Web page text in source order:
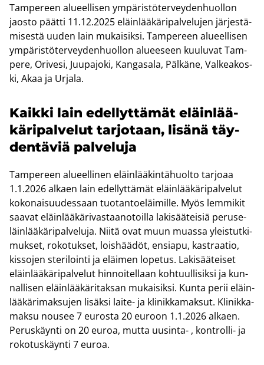
Tam­pe­reen alu­eel­li­sen ym­pä­ris­tö­ter­vey­den­huol­lon
jaos­to päät­ti 11.12.2025 eläin­lää­kä­ri­pal­ve­lu­jen jär­jes­tä­
mi­ses­tä uuden lain mu­kai­sik­si. Tam­pe­reen alu­eel­li­sen
ym­pä­ris­tö­ter­vey­den­huol­lon alu­ee­seen kuu­lu­vat Tam­
pe­re, Ori­ve­si, Juu­pa­jo­ki, Kan­ga­sa­la, Päl­kä­ne, Val­kea­kos­
ki, Akaa ja Ur­ja­la.
Kaik­ki lain edel­lyt­tä­mät eläin­lää­
kä­ri­pal­ve­lut tar­jo­taan, li­sä­nä täy­
den­tä­viä pal­ve­lu­ja
Tam­pe­reen alu­eel­li­nen eläin­lää­kin­tä­huol­to tar­jo­aa
1.1.2026 al­kaen lain edel­lyt­tä­mät eläin­lää­kä­ri­pal­ve­lut
ko­ko­nai­suu­des­saan tuo­tan­toe­läi­mil­le. Myös lem­mi­kit
saa­vat eläin­lää­kä­ri­vas­taa­no­toil­la la­ki­sää­tei­siä pe­rus­e­
läin­lää­kä­ri­pal­ve­lu­ja. Niitä ovat muun muas­sa yleis­tut­ki­
muk­set, ro­ko­tuk­set, lois­hää­döt, en­sia­pu, ka­straa­tio,
kis­so­jen ste­ri­loin­ti ja eläi­men lo­pe­tus. La­ki­sää­tei­set
eläin­lää­kä­ri­pal­ve­lut hin­noi­tel­laan koh­tuul­li­sik­si ja kun­
nal­li­sen eläin­lää­kä­ri­tak­san mu­kai­sik­si. Kunta perii eläin­
lää­kä­ri­mak­su­jen li­säk­si laite-​ ja kli­nik­ka­mak­sut. Kli­nik­ka­
mak­su nousee 7 eu­ros­ta 20 eu­roon 1.1.2026 al­kaen.
Pe­rus­käyn­ti on 20 euroa, mutta uusinta-​ , kontrolli-​ ja
ro­ko­tus­käyn­ti 7 euroa.